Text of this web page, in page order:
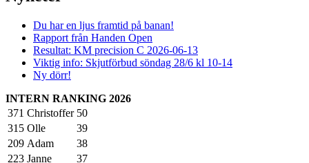
Du har en ljus framtid på banan!
Rapport från Handen Open
Resultat: KM precision C 2026-06-13
Viktig info: Skjutförbud söndag 28/6 kl 10-14
Ny dörr!
INTERN RANKING 2026
371 Christoffer 50
315 Olle
39
209 Adam
38
223 Janne
37